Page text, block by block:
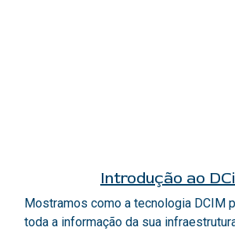
Introdução ao
Mostramos como a tecnologia DCIM
toda a informação da sua